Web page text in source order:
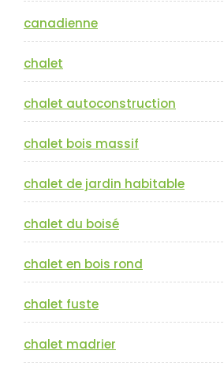
canadienne
chalet
chalet autoconstruction
chalet bois massif
chalet de jardin habitable
chalet du boisé
chalet en bois rond
chalet fuste
chalet madrier